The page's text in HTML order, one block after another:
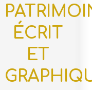
ÉCRIT
ET